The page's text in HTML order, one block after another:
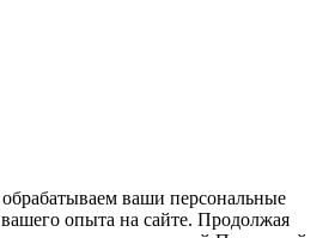
ваши персональные
опыта на сайте. Продолжая